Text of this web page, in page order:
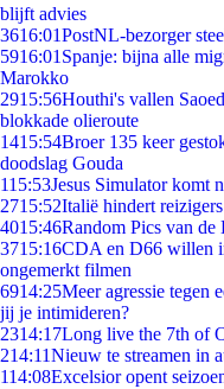
blijft advies
3616:01PostNL-bezorger
5916:01 Spanje: bijna alle
Marokko
2915:56Houthi's vallen
blokkade olieroute
1415:54Broer 135 keer
doodslag Gouda
115:53Jesus Simulator komt
2715:52Italië hindert
4015:46Random Pics van de
3715:16CDA en D66 willen
ongemerkt filmen
6914:25Meer agressie tegen
jij je intimideren?
2314:17Long live the 7th of
214:11Nieuw te streamen in
114:08Excelsior opent